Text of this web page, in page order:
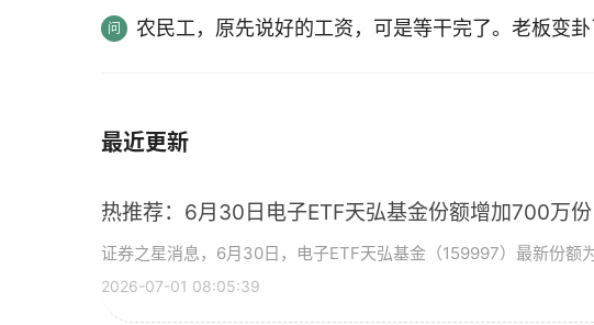
农民工，原先说好的工资，可是等干完了。老板变
最近更新
热推荐：6月30日电子ETF天弘基金份额增加700万
证券之星消息，6月30日，电子ETF天弘基金（159997）最新份额
2026-07-01 08:05:39